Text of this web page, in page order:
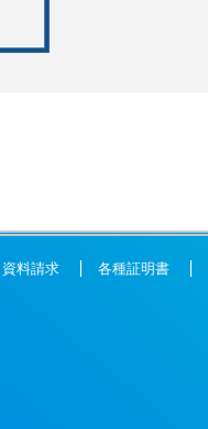
資料請求 各種証明書